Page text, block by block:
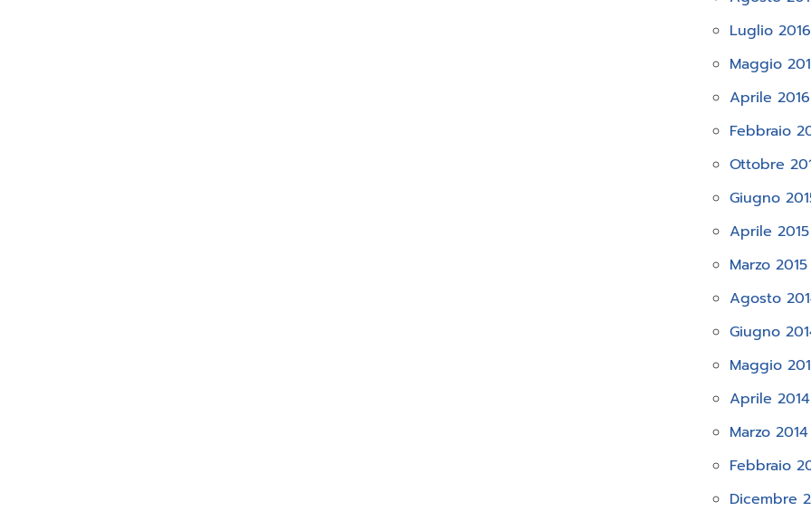
Luglio 2016
Maggio
Aprile 2016
Febbraio
Ottobre
Giugno
Aprile 2015
Marzo 2015
Agosto
Giugno
Maggio
Aprile 2014
Marzo 2014
Febbraio
Dicembre